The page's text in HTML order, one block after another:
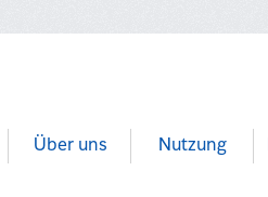
Über uns Nutzung